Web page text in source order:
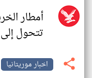
أمطار
تتحول
اخبار موريتانيا